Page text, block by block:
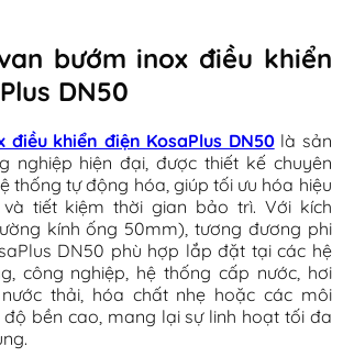
bướm inox điều khiển
DN50
điều khiển điện KosaPlus DN50là sản
nghiệp hiện đại, được thiết kế chuyên
thống tự động hóa, giúp tối ưu hóa hiệu
tiết kiệm thời gian bảo trì. Với kích
kính ống 50mm), tương đương phi
DN50 phù hợp lắp đặt tại các hệ
công nghiệp, hệ thống cấp nước, hơi
thải, hóa chất nhẹ hoặc các môi
bền cao, mang lại sự linh hoạt tối đa